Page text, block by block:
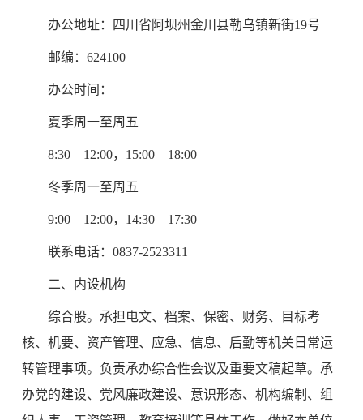
办公地址：四川省阿坝州金川县勒乌镇新街19号
邮编：624100
办公时间：
夏季周一至周五
8:30—12:00，15:00—18:00
冬季周一至周五
9:00—12:00，14:30—17:30
联系电话：0837-2523311
二、内设机构
综合股。 承担电文、档案、保密、财务、目标考
核、机要、资产管理、应急、信息、后勤等机关日常运
转管理事项。负责承办综合性会议及重要文稿起草。承
办党的建设、党风廉政建设、意识形态、机构编制、组